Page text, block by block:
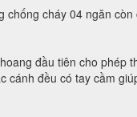
chống cháy 04 ngăn
đầu tiên cho phép
cánh đều có tay cầm